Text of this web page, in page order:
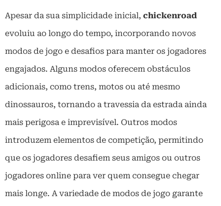
Apesar da sua simplicidade inicial, chickenroad
evoluiu ao longo do tempo, incorporando novos
modos de jogo e desafios para manter os jogadores
engajados. Alguns modos oferecem obstáculos
adicionais, como trens, motos ou até mesmo
dinossauros, tornando a travessia da estrada ainda
mais perigosa e imprevisível. Outros modos
introduzem elementos de competição, permitindo
que os jogadores desafiem seus amigos ou outros
jogadores online para ver quem consegue chegar
mais longe. A variedade de modos de jogo garante